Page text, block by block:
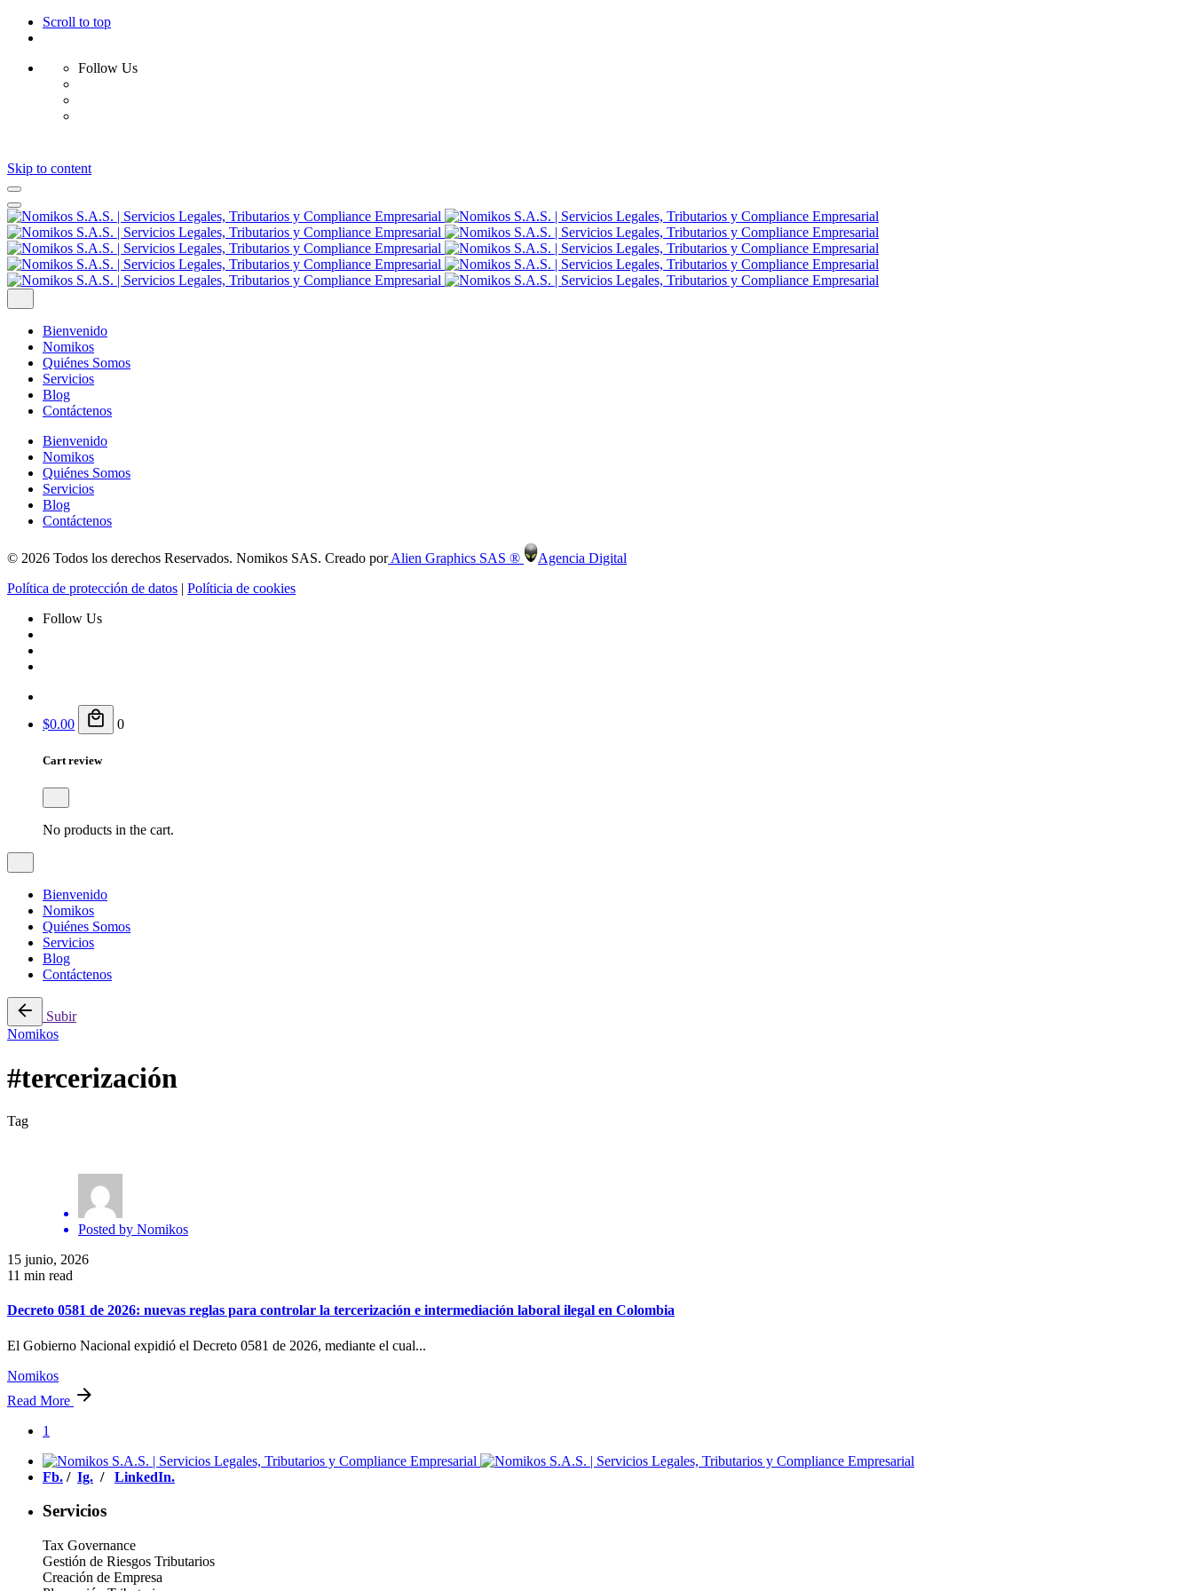
Scroll to top
Follow Us
Skip to content
Bienvenido
Nomikos
Quiénes Somos
Servicios
Blog
Contáctenos
Bienvenido
Nomikos
Quiénes Somos
Servicios
Blog
Contáctenos
© 2026 Todos los derechos Reservados. Nomikos SAS. Creado porAlien Graphics SAS ®
Agencia Digital
Política de protección de datos | Políticia de cookies
Follow Us
$0.00 0
Cart review
No products in the cart.
Bienvenido
Nomikos
Quiénes Somos
Servicios
Blog
Contáctenos
Subir
Nomikos
#tercerización
Tag
Posted by Nomikos
15 junio, 2026
11 min read
Decreto 0581 de 2026: nuevas reglas para controlar la tercerización e intermediación laboral ilegal en Colombia
El Gobierno Nacional expidió el Decreto 0581 de 2026, mediante el cual...
Nomikos
Read More
1
Fb. / Ig. / LinkedIn.
Servicios
Tax Governance
Gestión de Riesgos Tributarios
Creación de Empresa